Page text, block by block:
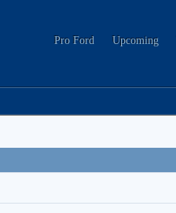
Pro Ford Upcoming